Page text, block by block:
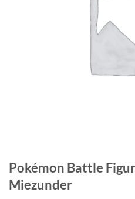
Pokémon Battle
Miezunder